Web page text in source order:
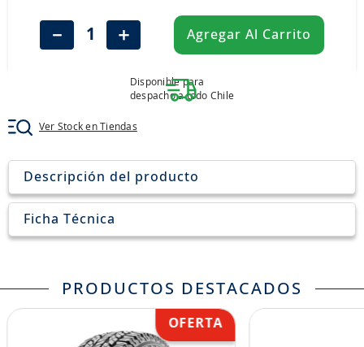
＋
－ Agregar Al Carrito
Disponible para
despacho a todo Chile
Ver Stock en Tiendas
Descripción del producto
Ficha Técnica
PRODUCTOS DESTACADOS
265